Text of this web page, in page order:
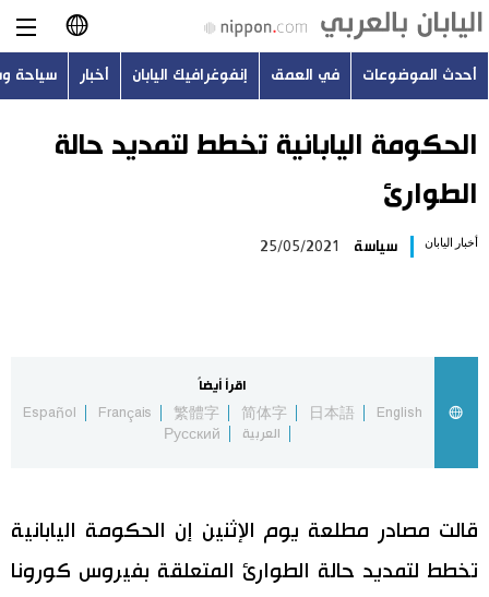
日本語
English
Русский
أحدث الموضوعات
اليابان في فيديو
مانغا وأنيمي
أحدث الموضوعات في العمق إنفوغرافيك اليابان أخبار سياحة
الحكومة اليابانية تخطط لتمديد حالة
الطوارئ
أخبار اليابان سياسة 25/05/2021
اقرأ أيضاً
English
日本語
简体字
繁體字
Français
Español
العربية
Русский
قالت مصادر مطلعة يوم الإثنين إن الحكومة اليابانية
تخطط لتمديد حالة الطوارئ المتعلقة بفيروس كورونا